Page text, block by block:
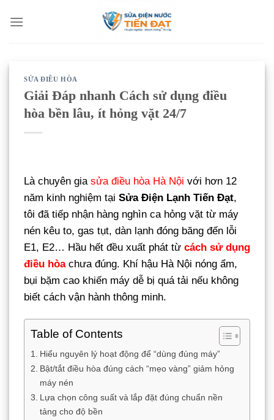
qua
SỬA ĐIỀU HÒA
Giải Đáp nhanh Cách sử dụng điều
hòa bền lâu, ít hỏng vặt 24/7
Là chuyên gia sửa điều hòa Hà Nội với hơn 12
năm kinh nghiệm tại Sửa Điện Lạnh Tiến Đạt,
tôi đã tiếp nhận hàng nghìn ca hỏng vặt từ máy
nén kêu to, gas tụt, dàn lạnh đóng băng đến lỗi
E1, E2… Hầu hết đều xuất phát từ cách sử dụng
điều hòachưa đúng. Khí hậu Hà Nội nóng ẩm,
bụi bặm cao khiến máy dễ bị quá tải nếu không
biết cách vận hành thông minh.
Table of Contents
Hiểu nguyên lý hoạt động để “dùng đúng máy”
Bật/tắt điều hòa đúng cách “mẹo vàng” giảm hỏng
máy nén
Lựa chọn công suất và lắp đặt đúng chuẩn nền
tảng cho độ bền